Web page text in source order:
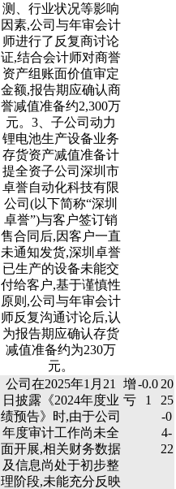
测、行业状况等影响
因素,公司与年审会计
师进行了反复商讨论
证,结合会计师对商誉
资产组账面价值审定
金额,报告期应确认商
誉减值准备约2,300万
元。3、子公司动力
锂电池生产设备业务
存货资产减值准备计
提全资子公司深圳市
卓誉自动化科技有限
公司(以下简称“深圳
卓誉”)与客户签订销
售合同后,因客户一直
未通知发货,深圳卓誉
已生产的设备未能交
付给客户,基于谨慎性
原则,公司与年审会计
师反复沟通讨论后,认
为报告期应确认存货
减值准备约为230万
元。
公司在2025年1月21
日披露《2024年度业
绩预告》时,由于公司
年度审计工作尚未全
面开展,相关财务数据
及信息尚处于初步整
理阶段,未能充分反映
增
亏
-0.0
1
20
25
-0
4-
22